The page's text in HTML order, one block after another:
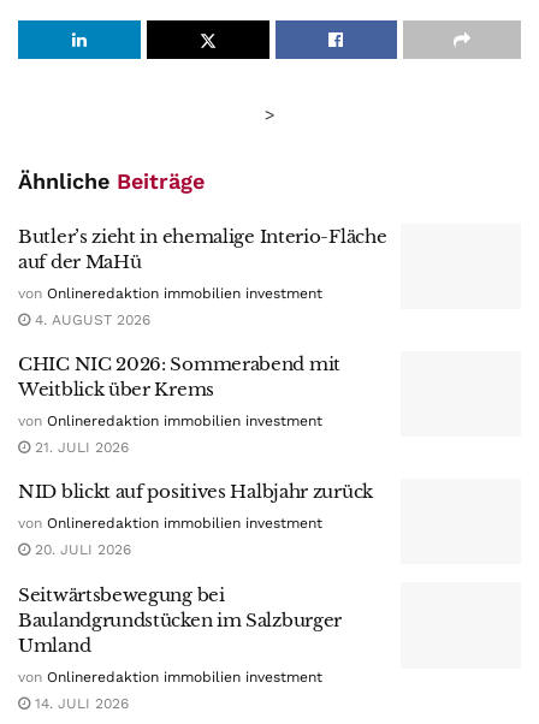
>
Ähnliche Beiträge
Butler’s zieht in ehemalige Interio-Fläche
auf der MaHü
von Onlineredaktion immobilien investment
4. AUGUST 2026
CHIC NIC 2026: Sommerabend mit
Weitblick über Krems
von Onlineredaktion immobilien investment
21. JULI 2026
NID blickt auf positives Halbjahr zurück
von Onlineredaktion immobilien investment
20. JULI 2026
Seitwärtsbewegung bei
Baulandgrundstücken im Salzburger
Umland
von Onlineredaktion immobilien investment
14. JULI 2026